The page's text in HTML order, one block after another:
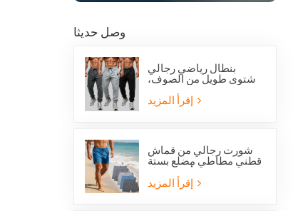
وصل حديثا
بنطال رياضي رجالي
شتوي طويل من الصوف،
بقصة عادية، من
أوفرستوك، مناسب للجري
والجري.
شورت رجالي من قماش
قطني مطاطي مضلع بستة
جيوب من أوفرستوك